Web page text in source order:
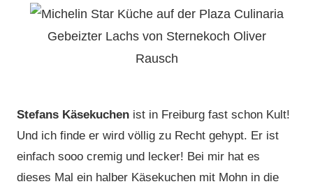
Gebeizter Lachs von Sternekoch Oliver
Rausch
Stefans Käsekuchen ist in Freiburg fast schon Kult!
Und ich finde er wird völlig zu Recht gehypt. Er ist
einfach sooo cremig und lecker! Bei mir hat es
dieses Mal ein halber Käsekuchen mit Mohn in die